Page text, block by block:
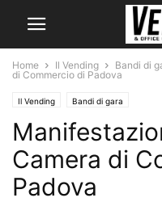
Home Il Vending Bandi di
di Commercio di Padova
Il Vending Bandi di gara
Camera di
Padova